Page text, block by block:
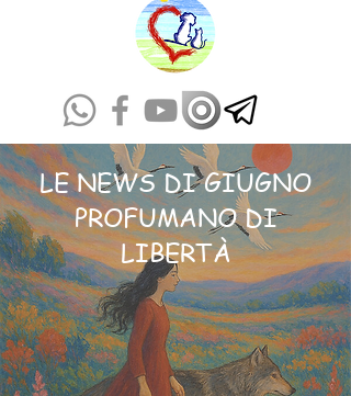
LE NEWS DI GIUGNO
PROFUMANO DI
LIBERTÀ